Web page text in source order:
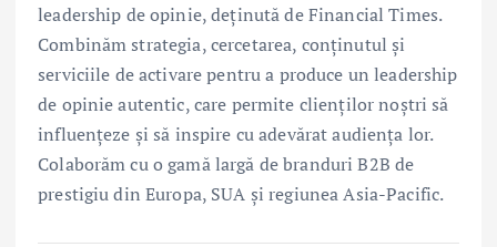
leadership de opinie, deținută de Financial Times.
Combinăm strategia, cercetarea, conținutul și
serviciile de activare pentru a produce un leadership
de opinie autentic, care permite clienților noștri să
influențeze și să inspire cu adevărat audiența lor.
Colaborăm cu o gamă largă de branduri B2B de
prestigiu din Europa, SUA și regiunea Asia-Pacific.